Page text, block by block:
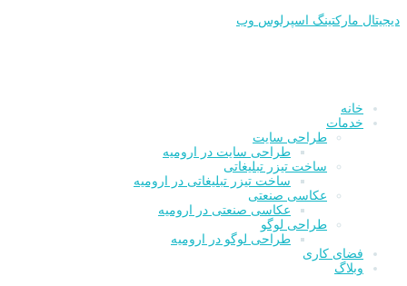
به
دیجیتال مارکتینگ اسپرلوس وب
خانه
خدمات
طراحی سایت
طراحی سایت در ارومیه
ساخت تیزر تبلیغاتی
ساخت تیزر تبلیغاتی در ارومیه
عکاسی صنعتی
عکاسی صنعتی در ارومیه
طراحی لوگو
طراحی لوگو در ارومیه
فضای کاری
وبلاگ